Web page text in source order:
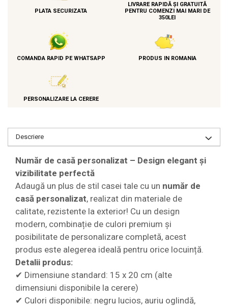
PLATA SECURIZATA
LIVRARE RAPIDĂ ȘI GRATUITĂ
PENTRU COMENZI MAI MARI DE
350LEI
COMANDA RAPID PE WHATSAPP PRODUS IN ROMANIA
PERSONALIZARE LA CERERE
Descriere
Număr de casă personalizat – Design elegant și
vizibilitate perfectă
Adaugă un plus de stil casei tale cu un număr de
casă personalizat, realizat din materiale de
calitate, rezistente la exterior! Cu un design
modern, combinație de culori premium și
posibilitate de personalizare completă, acest
produs este alegerea ideală pentru orice locuință.
Detalii produs:
✔ Dimensiune standard: 15 x 20 cm (alte
dimensiuni disponibile la cerere)
✔ Culori disponibile: negru lucios, auriu oglindă,